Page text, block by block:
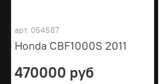
арт. 054587
Honda CBF1000S 2011
470000 руб